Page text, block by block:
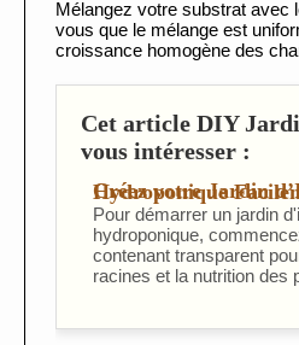
Mélangez votre substrat avec
vous que le mélange est
croissance homogène des
Cet article DIY
vous intéresser :
Créez votre Jardin d’Intérieur Hydroponique
Pour démarrer un jardin
hydroponique,
contenant transparent
racines et la nutrition des